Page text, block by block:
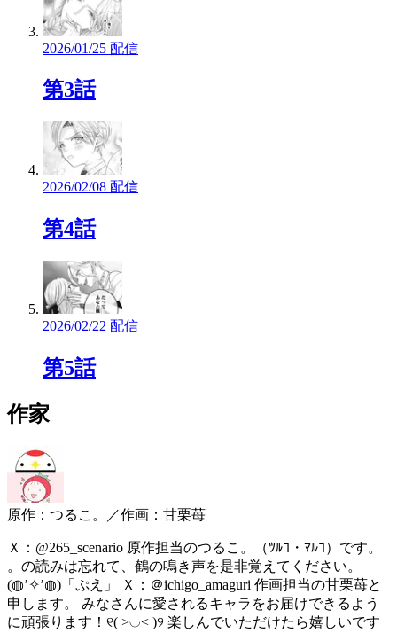
2026/01/25 配信
第3話
2026/02/08 配信
第4話
2026/02/22 配信
第5話
作家
原作：つるこ。／作画：甘栗苺
Ｘ：@265_scenario 原作担当のつるこ。（ﾂﾙｺ・ﾏﾙｺ）です。
。の読みは忘れて、鶴の鳴き声を是非覚えてください。
(◍’✧’◍)「ぷえ」 Ｘ：＠ichigo_amaguri 作画担当の甘栗苺と
申します。 みなさんに愛されるキャラをお届けできるよう
に頑張ります！୧( ˃◡˂ )୨ 楽しんでいただけたら嬉しいです